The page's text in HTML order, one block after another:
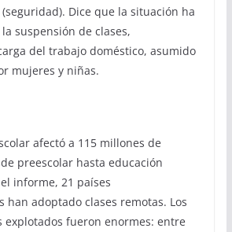
Dice que la situación ha
suspensión de clases,
del trabajo doméstico, asumido
mujeres y niñas.
afectó a 115 millones de
preescolar hasta educación
informe, 21 países
han adoptado clases remotas. Los
explotados fueron enormes: entre